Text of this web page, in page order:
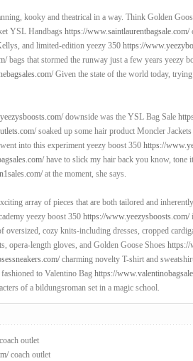
kooky and theatrical in a way. Think Golden
YSL Handbags https://www.saintlaurentbagsale.com/
and limited-edition yeezy 350 https://
bags that stormed the runway just a few years yeezy
Given the state of the world today,
downside was the YSL Bag Sale
soaked up some hair product Moncler
into this experiment yeezy boost 350 https://
have to slick my hair back you know, tone
at the moment, she says.
array of pieces that are both tailored and
yeezy boost 350 https://www.yeezysboosts.com/
oversized, cozy knits-including dresses, cropped
opera-length gloves, and Golden Goose Shoes https://
charming novelty T-shirt and
to Valentino Bag https://
of a bildungsroman set in a magic school.
outlet
coach outlet